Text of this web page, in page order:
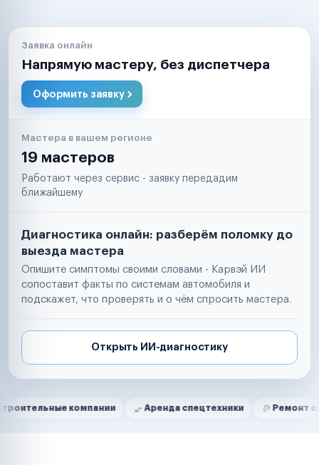
Заявка онлайн
Напрямую мастеру, без диспетчера
Оформить заявку
Мастера в вашем регионе
19 мастеров
Работают через сервис - заявку передадим
ближайшему
Диагностика онлайн: разберём поломку до
выезда мастера
Опишите симптомы своими словами - Карвэй ИИ
сопоставит факты по системам автомобиля и
подскажет, что проверять и о чём спросить мастера.
Открыть ИИ-диагностику
Нам доверяют
компании Аренда спецтехники Ремонт
Маркетплейсы